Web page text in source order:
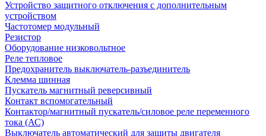
Устройство защитного отключения с дополнительным
устройством
Частотомер модульный
Резистор
Оборудование низковольтное
Реле тепловое
Предохранитель выключатель-разъединитель
Клемма шинная
Пускатель магнитный реверсивный
Контакт вспомогательный
Контактор/магнитный пускатель/силовое реле переменного
тока (АС)
Выключатель автоматический для защиты двигателя